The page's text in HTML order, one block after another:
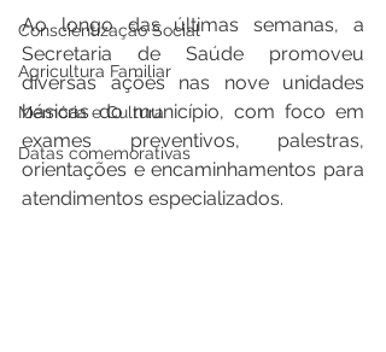
Conscientização Social
Agricultura Familiar
Memória e Cultura
Datas comemorativas
Ao longo das últimas semanas, a
Secretaria de Saúde promoveu
diversas ações nas nove unidades
básicas do município, com foco em
exames preventivos, palestras,
orientações e encaminhamentos para
atendimentos especializados.